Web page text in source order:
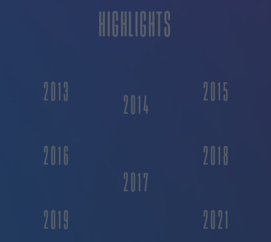
HIGHLIGHTS
2013 2014
2015
2016
2017
2018
2019
2021